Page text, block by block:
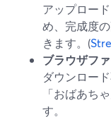
アップロー
め、完成度
きます。(
ブラウザフ
ダウンロー
「おばあち
す。